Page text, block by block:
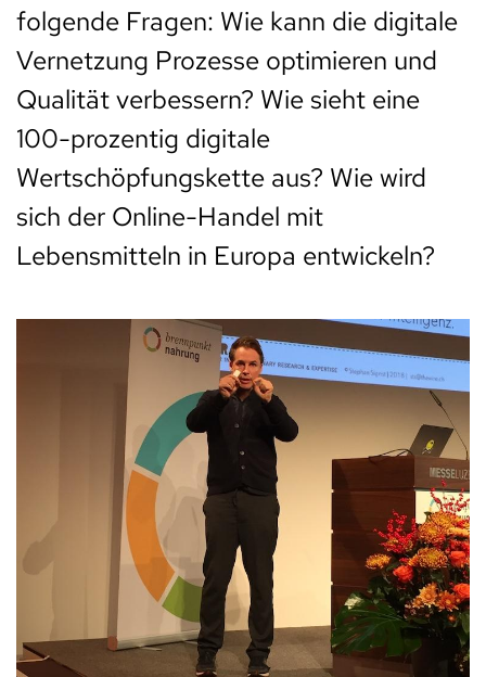
folgende Fragen: Wie kann die digitale
Vernetzung Prozesse optimieren und
Qualität verbessern? Wie sieht eine
100-prozentig digitale
Wertschöpfungskette aus? Wie wird
sich der Online-Handel mit
Lebensmitteln in Europa entwickeln?